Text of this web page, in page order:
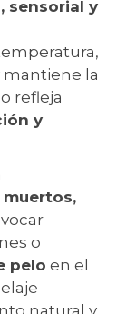
sensorial y
la
refleja
y
muertos,
o
pelo en el
natural y